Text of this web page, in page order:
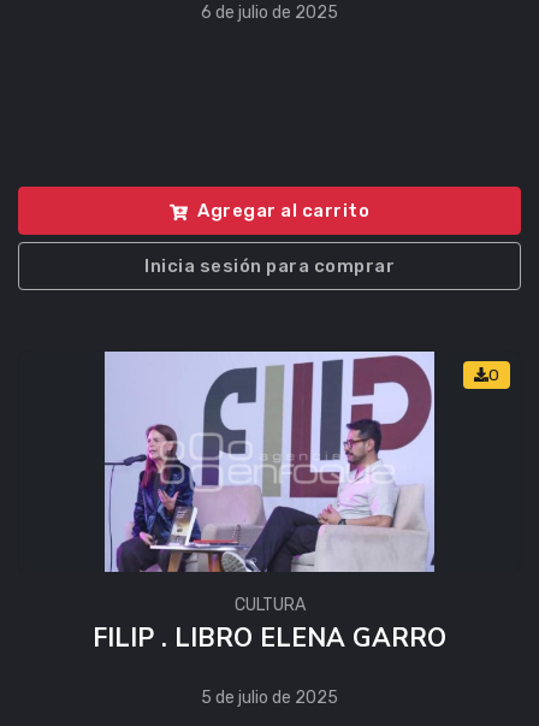
6 de julio de 2025
Agregar al carrito
Inicia sesión para comprar
0
CULTURA
FILIP . LIBRO ELENA GARRO
5 de julio de 2025